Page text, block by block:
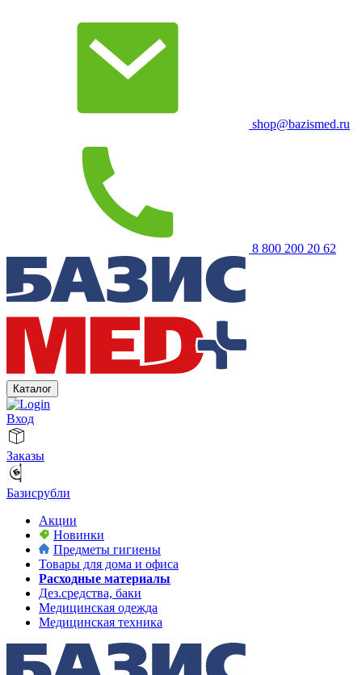
shop@bazismed.ru
8 800 200 20 62
Каталог
Вход
Заказы
Базисрубли
Акции
Новинки
Предметы гигиены
Товары для дома и офиса
Расходные материалы
Дез.средства, баки
Медицинская одежда
Медицинская техника